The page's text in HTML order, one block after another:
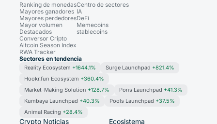
Ranking de monedas
Mayores ganadores
Mayores perdedores
Mayor volumen
Destacados
Conversor Cripto
Altcoin Season Index
RWA Tracker
Centro de sectores
IA
DeFi
Memecoins
stablecoins
Sectores en tendencia
Reality Ecosystem +1644.1% Surge Launchpad +821.4%
Hookr.fun Ecosystem +360.4%
Market-Making Solution +128.7% Pons Launchpad +41.3%
Kumbaya Launchpad +40.3% Pools Launchpad +37.5%
Animal Racing +28.4%
Crypto Noticias Ecosistema